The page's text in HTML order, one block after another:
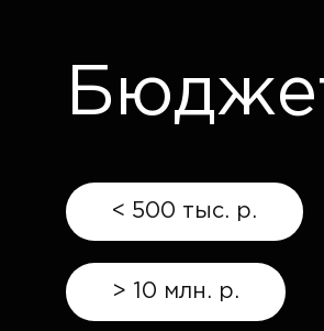
< 500 тыс. р.
> 10 млн. р.